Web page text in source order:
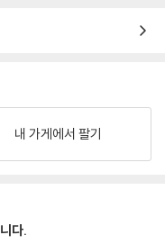
내 가게에서 팔기
다.